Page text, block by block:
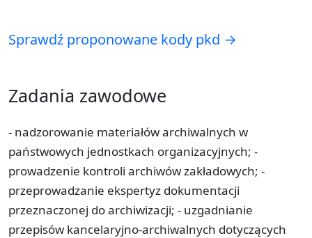
Sprawdź proponowane kody pkd →
Zadania zawodowe
- nadzorowanie materiałów archiwalnych w
państwowych jednostkach organizacyjnych; -
prowadzenie kontroli archiwów zakładowych; -
przeprowadzanie ekspertyz dokumentacji
przeznaczonej do archiwizacji; - uzgadnianie
przepisów kancelaryjno-archiwalnych dotyczących